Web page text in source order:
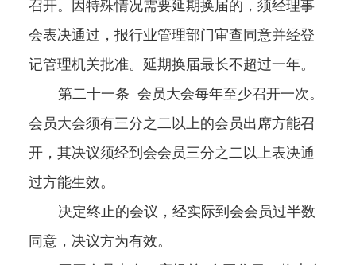
召开。因特殊情况需要延期换届的，须经理事
会表决通过，报行业管理部门审查同意并经登
记管理机关批准。延期换届最长不超过一年。
第二十一条 会员大会每年至少召开一次。
会员大会须有三分之二以上的会员出席方能召
开，其决议须经到会会员三分之二以上表决通
过方能生效。
决定终止的会议，经实际到会会员过半数
同意，决议方为有效。